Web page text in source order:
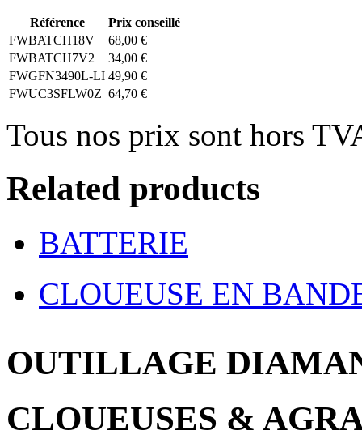
Référence
Prix conseillé
FWBATCH18V
68,00 €
FWBATCH7V2
34,00 €
FWGFN3490L-LI 49,90 €
FWUC3SFLW0Z 64,70 €
Tous nos prix sont hors
Related products
BATTERIE
CLOUEUSE EN
OUTILLAGE
CLOUEUSES &